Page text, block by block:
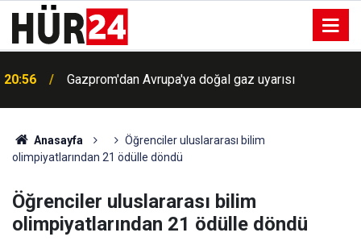
20:56 Gazprom'dan Avrupa'ya doğal gaz uyarısı
Anasayfa
Öğrenciler uluslararası bilim
olimpiyatlarından 21 ödülle döndü
Öğrenciler uluslararası bilim
olimpiyatlarından 21 ödülle döndü